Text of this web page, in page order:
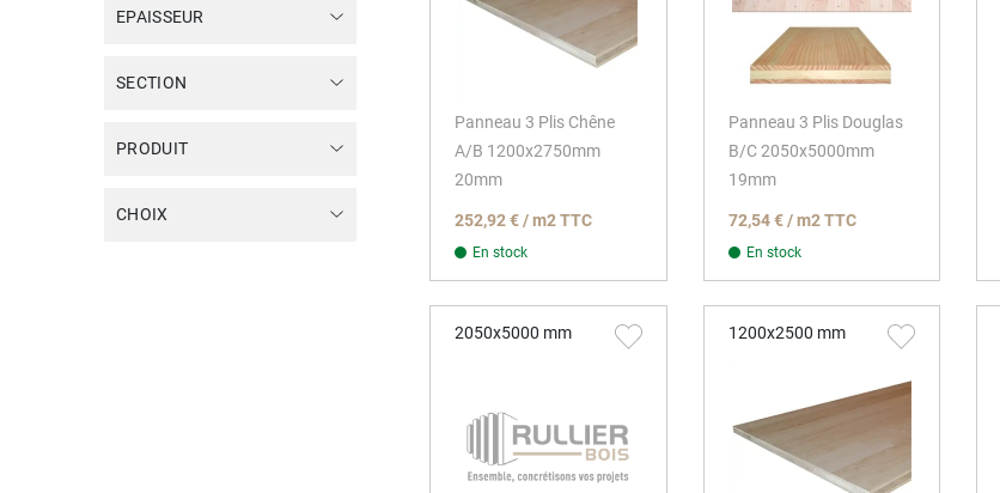
Panneau 3 Plis Chêne
A/B 1200x2750mm
20mm
252,92 € / m2 TTC
En stock
Panneau 3 Plis Douglas
B/C 2050x5000mm
19mm
72,54 € / m2 TTC
En stock
2050x5000 mm 1200x2500 mm
EPAISSEUR
SECTION
PRODUIT
CHOIX